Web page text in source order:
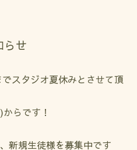
らせ
スタジオ夏休みとさせて頂
らです！
新規生徒様を募集中です